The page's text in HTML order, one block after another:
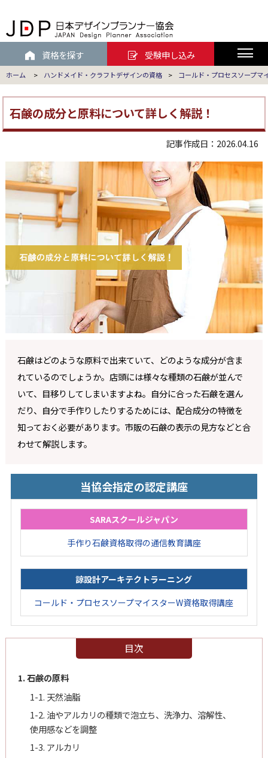
資格を探す 受験申し込み
ホーム > ハンドメイド・クラフトデザインの資格 > コールド・プロセスソープマ
石鹸の成分と原料について詳しく解説！
記事作成日：2026.04.16
石鹸はどのような原料で出来ていて、どのような成分が含ま
れているのでしょうか。店頭には様々な種類の石鹸が並んで
いて、目移りしてしまいますよね。自分に合った石鹸を選ん
だり、自分で手作りしたりするためには、配合成分の特徴を
知っておく必要があります。市販の石鹸の表示の見方などと合
わせて解説します。
当協会指定の認定講座
SARAスクールジャパン
手作り石鹸資格取得の通信教育講座
諒設計アーキテクトラーニング
コールド・プロセスソープマイスターW資格取得講座
目次
1. 石鹸の原料
1-1. 天然油脂
1-2. 油やアルカリの種類で泡立ち、洗浄力、溶解性、
使用感などを調整
1-3. アルカリ